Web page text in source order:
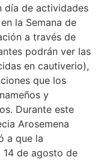
día de actividades
la Semana de
a través de
podrán ver las
en cautiverio),
que los
y
Durante este
Arosemena
a que la
14 de agosto de